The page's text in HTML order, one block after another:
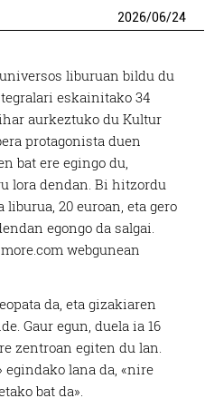
2026/06/24
liburuan bildu du
eskainitako 34
aurkeztuko du Kultur
protagonista duen
bat ere egingo du,
lora dendan. Bi hitzordu
20 euroan, eta gero
egongo da salgai.
webgunean
da, eta gizakiaren
Gaur egun, duela ia 16
zentroan egiten du lan.
lana da, «nire
bat da».